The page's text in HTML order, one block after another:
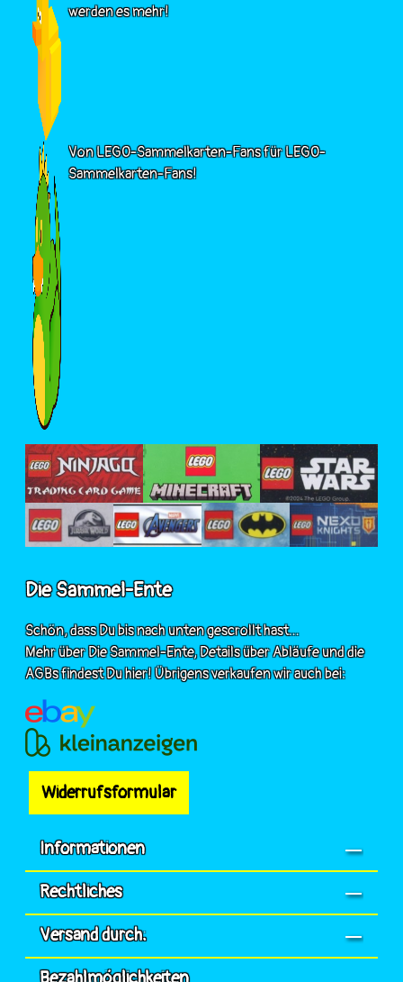
werden es mehr!
Von LEGO-Sammelkarten-Fans für LEGO-
Sammelkarten-Fans!
Die Sammel-Ente
Schön, dass Du bis nach unten gescrollt hast...
Mehr über Die Sammel-Ente, Details über Abläufe und die
AGBs findest Du hier! Übrigens verkaufen wir auch bei:
Widerrufsformular
Informationen
Rechtliches
Versand durch: